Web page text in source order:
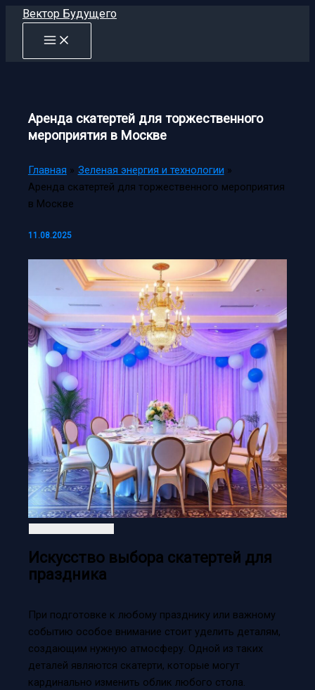
Перейти
содержимому
Вектор Будущего
Аренда скатертей для торжественного
мероприятия в Москве
Главная
Зеленая энергия и технологии
Аренда скатертей для торжественного мероприятия
в Москве
11.08.2025
Искусство выбора скатертей для
праздника
При подготовке к любому празднику или важному
событию особое внимание стоит уделить деталям,
создающим нужную атмосферу. Одной из таких
деталей являются скатерти, которые могут
кардинально изменить облик любого стола.